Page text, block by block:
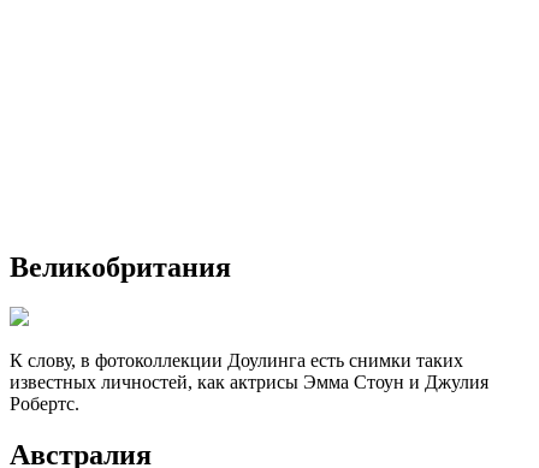
Великобритания
К слову, в фотоколлекции Доулинга есть снимки таких
известных личностей, как актрисы Эмма Стоун и Джулия
Робертс.
Австралия